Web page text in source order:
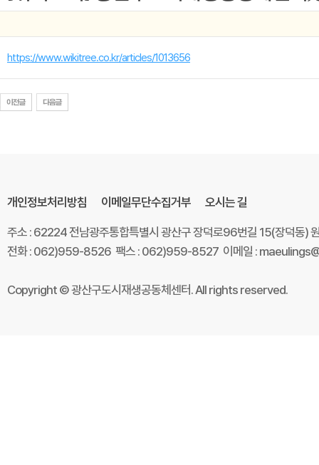
https://www.wikitree.co.kr/articles/1013656
개인정보처리방침 이메일무단수집거부 오시는 길
주소 : 62224 전남광주통합특별시 광산구 장덕로96번길 15(장덕동)
전화 : 062)959-8526 팩스 : 062)959-8527 이메일 :
Copyright © 광산구도시재생공동체센터. All rights reserved.